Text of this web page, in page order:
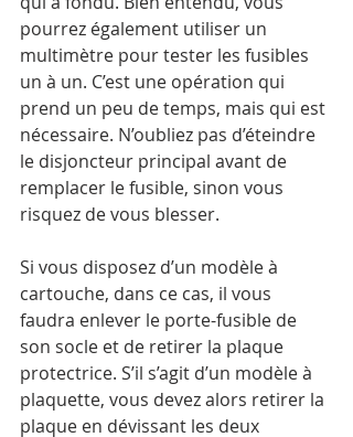
pourrez également utiliser un
multimètre pour tester les fusibles
un à un. C’est une opération qui
prend un peu de temps, mais qui est
nécessaire. N’oubliez pas d’éteindre
le disjoncteur principal avant de
remplacer le fusible, sinon vous
risquez de vous blesser.
Si vous disposez d’un modèle à
cartouche, dans ce cas, il vous
faudra enlever le porte-fusible de
son socle et de retirer la plaque
protectrice. S’il s’agit d’un modèle à
plaquette, vous devez alors retirer la
plaque en dévissant les deux